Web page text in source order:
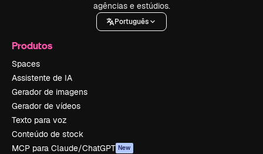
agências e estúdios.
Português
Produtos
Spaces
Assistente de IA
Gerador de imagens
Gerador de vídeos
Texto para voz
Conteúdo de stock
MCP para Claude/ChatGPT New